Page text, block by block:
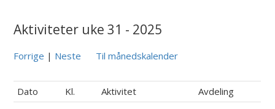
Aktiviteter uke 31 - 2025
Forrige | Neste Til månedskalender
Dato Kl. Aktivitet
Avdeling